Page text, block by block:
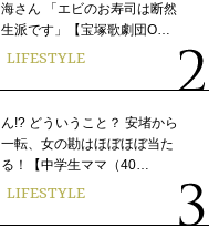
海さん 「エビのお寿司は断然
生派です」【宝塚歌劇団O…
LIFESTYLE
ん!? どういうこと？ 安堵から
一転、女の勘はほぼほぼ当た
る！【中学生ママ（40…
LIFESTYLE